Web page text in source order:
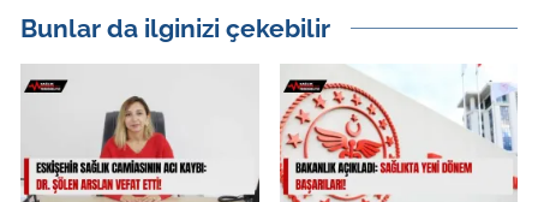
Bunlar da ilginizi çekebilir